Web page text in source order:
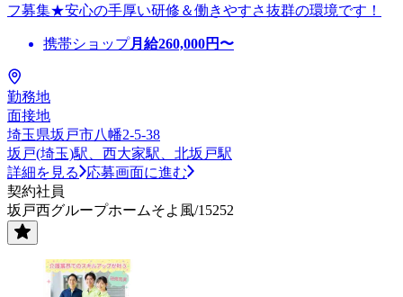
フ募集★安心の手厚い研修＆働きやすさ抜群の環境です！
携帯ショップ月給260,000円〜
勤務地
面接地
埼玉県坂戸市八幡2-5-38
坂戸(埼玉)駅、西大家駅、北坂戸駅
詳細を見る
応募画面に進む
契約社員
坂戸西グループホームそよ風/15252